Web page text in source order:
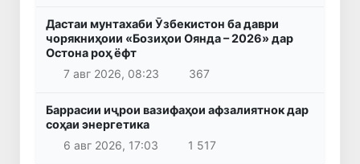
Дастаи мунтахаби Ӯзбекистон ба даври
чорякниҳоии «Бозиҳои Оянда – 2026» дар
Остона роҳ ёфт
7 авг 2026, 08:23
367
Баррасии иҷрои вазифаҳои афзалиятнок дар
соҳаи энергетика
6 авг 2026, 17:03
1 517